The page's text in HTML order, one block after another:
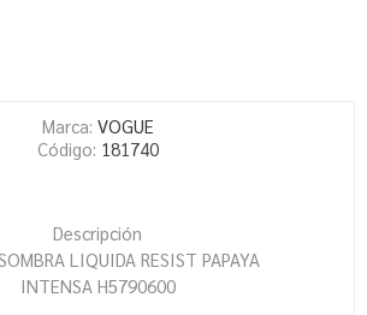
Marca: VOGUE
Código: 181740
Descripción
LIQUIDA RESIST PAPAYA
INTENSA H5790600